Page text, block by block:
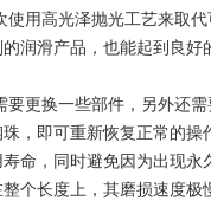
用高光泽抛光工艺来取
润滑产品，也能起到良好
更换一些部件，另外还
，即可重新恢复正常的操
命，同时避免因为出现永
个长度上，其磨损速度极